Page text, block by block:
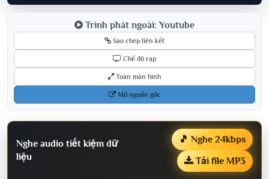
Trình phát ngoài: Youtube
Sao chép liên kết
Chế độ rạp
Toàn màn hình
Mở nguồn gốc
Nghe audio tiết kiệm dữ
liệu
🎵 Nghe 24kbps
Tải file MP3